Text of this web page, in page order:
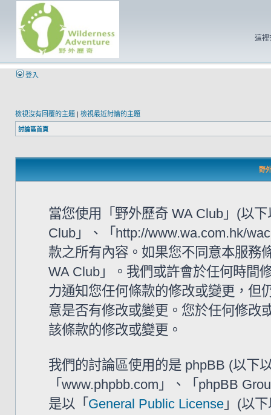
這裡
登入
檢視沒有回覆的主題 | 檢視最近討論的主題
討論區首頁
野
當您使用「野外歷奇 WA Club」(以
Club」、「http://www.wa.com.hk/
款之所有內容。如果您不同意本服務
WA Club」。我們或許會於任何時間
力通知您任何條款的修改或變更，但
意是否有修改或變更。您於任何修改
該條款的修改或變更。
我們的討論區使用的是 phpBB (以下
「www.phpbb.com」、「phpBB
是以「 General Public License 」(以